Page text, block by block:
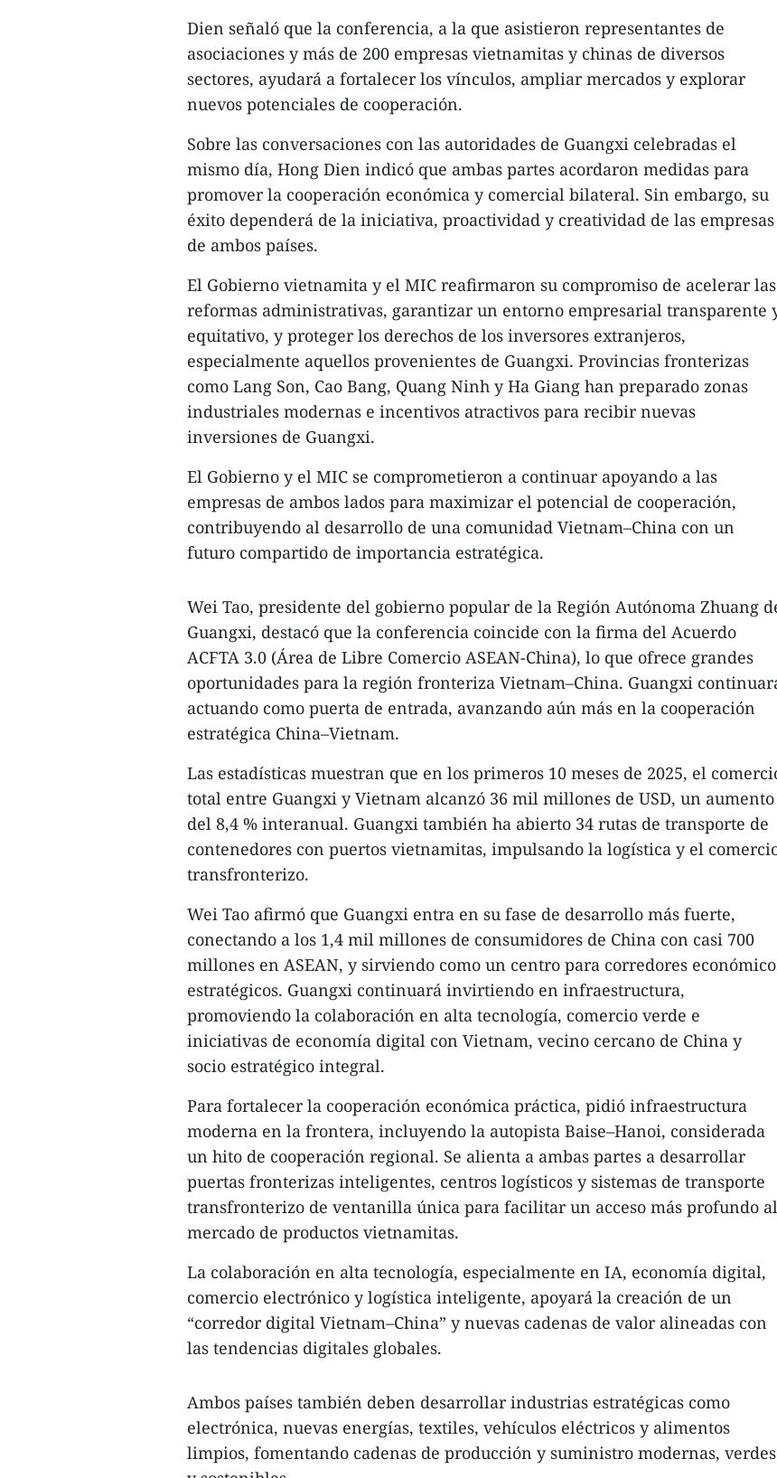
Dien señaló que la conferencia, a la que asistieron representantes de
asociaciones y más de 200 empresas vietnamitas y chinas de diversos
sectores, ayudará a fortalecer los vínculos, ampliar mercados y explorar
nuevos potenciales de cooperación.
Sobre las conversaciones con las autoridades de Guangxi celebradas el
mismo día, Hong Dien indicó que ambas partes acordaron medidas para
promover la cooperación económica y comercial bilateral. Sin embargo, su
éxito dependerá de la iniciativa, proactividad y creatividad de las empresas
de ambos países.
El Gobierno vietnamita y el MIC reafirmaron su compromiso de acelerar las
reformas administrativas, garantizar un entorno empresarial transparente
equitativo, y proteger los derechos de los inversores extranjeros,
especialmente aquellos provenientes de Guangxi. Provincias fronterizas
como Lang Son, Cao Bang, Quang Ninh y Ha Giang han preparado zonas
industriales modernas e incentivos atractivos para recibir nuevas
inversiones de Guangxi.
El Gobierno y el MIC se comprometieron a continuar apoyando a las
empresas de ambos lados para maximizar el potencial de cooperación,
contribuyendo al desarrollo de una comunidad Vietnam–China con un
futuro compartido de importancia estratégica.
Wei Tao, presidente del gobierno popular de la Región Autónoma Zhuang
Guangxi, destacó que la conferencia coincide con la firma del Acuerdo
ACFTA 3.0 (Área de Libre Comercio ASEAN-China), lo que ofrece grandes
oportunidades para la región fronteriza Vietnam–China. Guangxi
actuando como puerta de entrada, avanzando aún más en la cooperación
estratégica China–Vietnam.
Las estadísticas muestran que en los primeros 10 meses de 2025, el
total entre Guangxi y Vietnam alcanzó 36 mil millones de USD, un aumento
del 8,4 % interanual. Guangxi también ha abierto 34 rutas de transporte de
contenedores con puertos vietnamitas, impulsando la logística y el
transfronterizo.
Wei Tao afirmó que Guangxi entra en su fase de desarrollo más fuerte,
conectando a los 1,4 mil millones de consumidores de China con casi 700
millones en ASEAN, y sirviendo como un centro para corredores
estratégicos. Guangxi continuará invirtiendo en infraestructura,
promoviendo la colaboración en alta tecnología, comercio verde e
iniciativas de economía digital con Vietnam, vecino cercano de China y
socio estratégico integral.
Para fortalecer la cooperación económica práctica, pidió infraestructura
moderna en la frontera, incluyendo la autopista Baise–Hanoi, considerada
un hito de cooperación regional. Se alienta a ambas partes a desarrollar
puertas fronterizas inteligentes, centros logísticos y sistemas de transporte
transfronterizo de ventanilla única para facilitar un acceso más profundo al
mercado de productos vietnamitas.
La colaboración en alta tecnología, especialmente en IA, economía digital,
comercio electrónico y logística inteligente, apoyará la creación de un
“corredor digital Vietnam–China” y nuevas cadenas de valor alineadas con
las tendencias digitales globales.
Ambos países también deben desarrollar industrias estratégicas como
electrónica, nuevas energías, textiles, vehículos eléctricos y alimentos
limpios, fomentando cadenas de producción y suministro modernas, verdes